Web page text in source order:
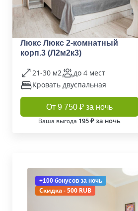
Люкс Люкс 2-комнатный
корп.3 (Л2м2к3)
21-30 м2
до 4 мест
Кровать двуспальная
От 9 750 ₽ за ночь
Ваша выгода 195 ₽ за ночь
+100 бонусов за ночь
Скидка - 500 RUB